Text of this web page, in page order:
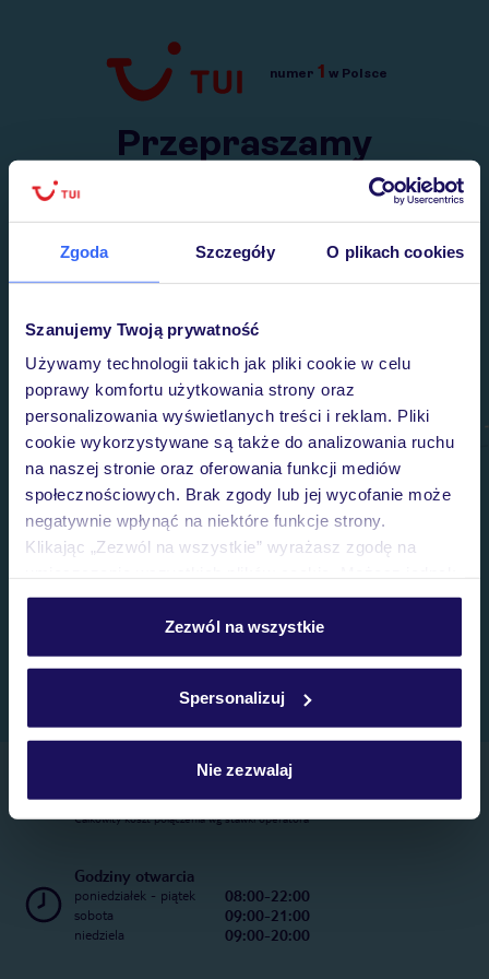
Zgoda Szczegóły O plikach cookies
Szanujemy Twoją prywatność
Używamy technologii takich jak pliki cookie w celu
poprawy komfortu użytkowania strony oraz
personalizowania wyświetlanych treści i reklam. Pliki
cookie wykorzystywane są także do analizowania ruchu
na naszej stronie oraz oferowania funkcji mediów
społecznościowych. Brak zgody lub jej wycofanie może
negatywnie wpłynąć na niektóre funkcje strony.
Klikając „Zezwól na wszystkie” wyrażasz zgodę na
personalizować swój wybór wchodząc w zakładkę
Szczegółowe informacje o plikach cookie znajdziesz
Zezwól na wszystkie
Spersonalizuj
Nie zezwalaj
Przejdź do TUI.pl
numer 1 w Polsce
Przepraszamy
Wysłaliśmy nasz serwis na krótkie wakacje.
Telefoniczne Centrum Rezerwacji
22 270 31 20
Całkowity koszt połączenia wg stawki operatora
Godziny otwarcia
poniedziałek - piątek 08:00-22:00
sobota 09:00-21:00
niedziela 09:00-20:00